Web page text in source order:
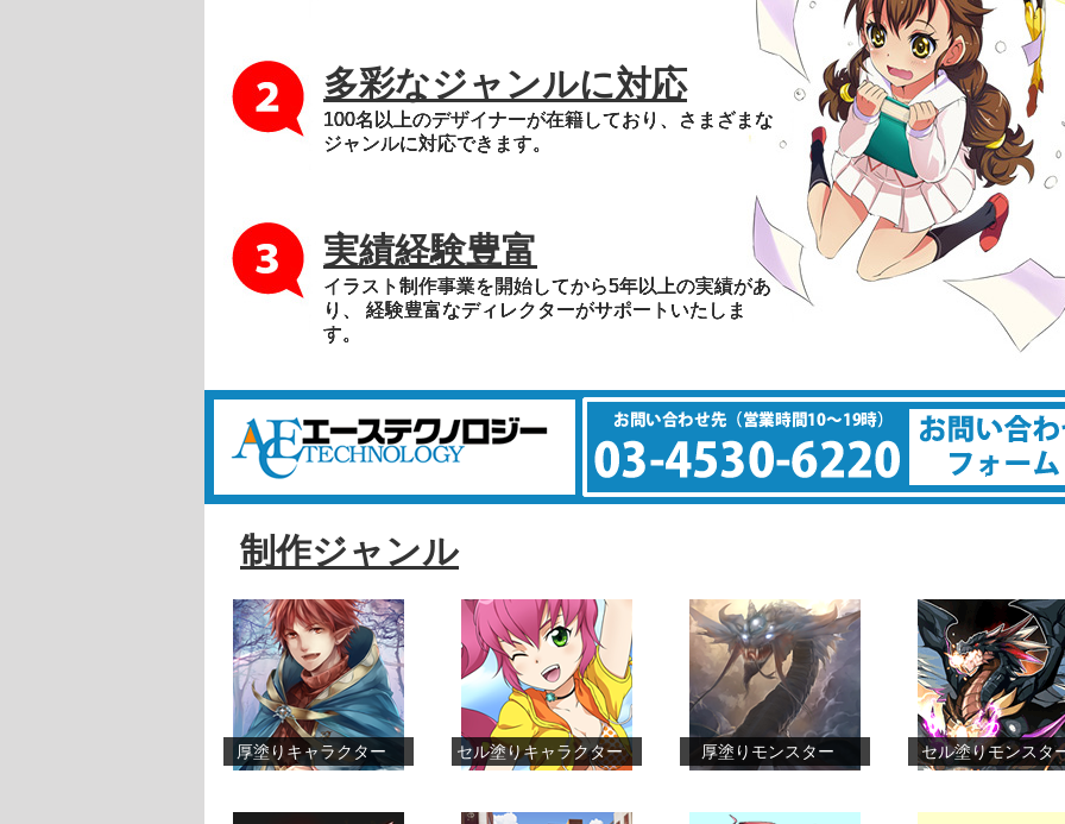
多彩なジャンルに対応
100名以上のデザイナーが在籍しており、 さまざまな
ジャンルに対応できます。
実績経験豊富
イラスト制作事業を開始してから5年以上の実績があ
り、 経験豊富なディレクターがサポートいたしま
す。
制作ジャンル
厚塗りキャラクター セル塗りキャラクター 厚塗りモンスター セル塗りモンスタ